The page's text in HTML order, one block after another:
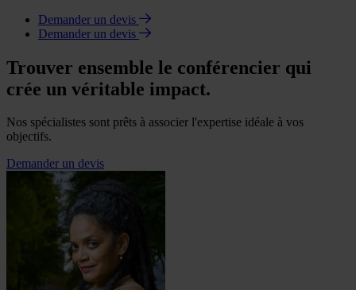
Demander un devis
Demander un devis
Trouver ensemble le conférencier qui
crée un véritable impact.
Nos spécialistes sont prêts à associer l'expertise idéale à vos
objectifs.
Demander un devis